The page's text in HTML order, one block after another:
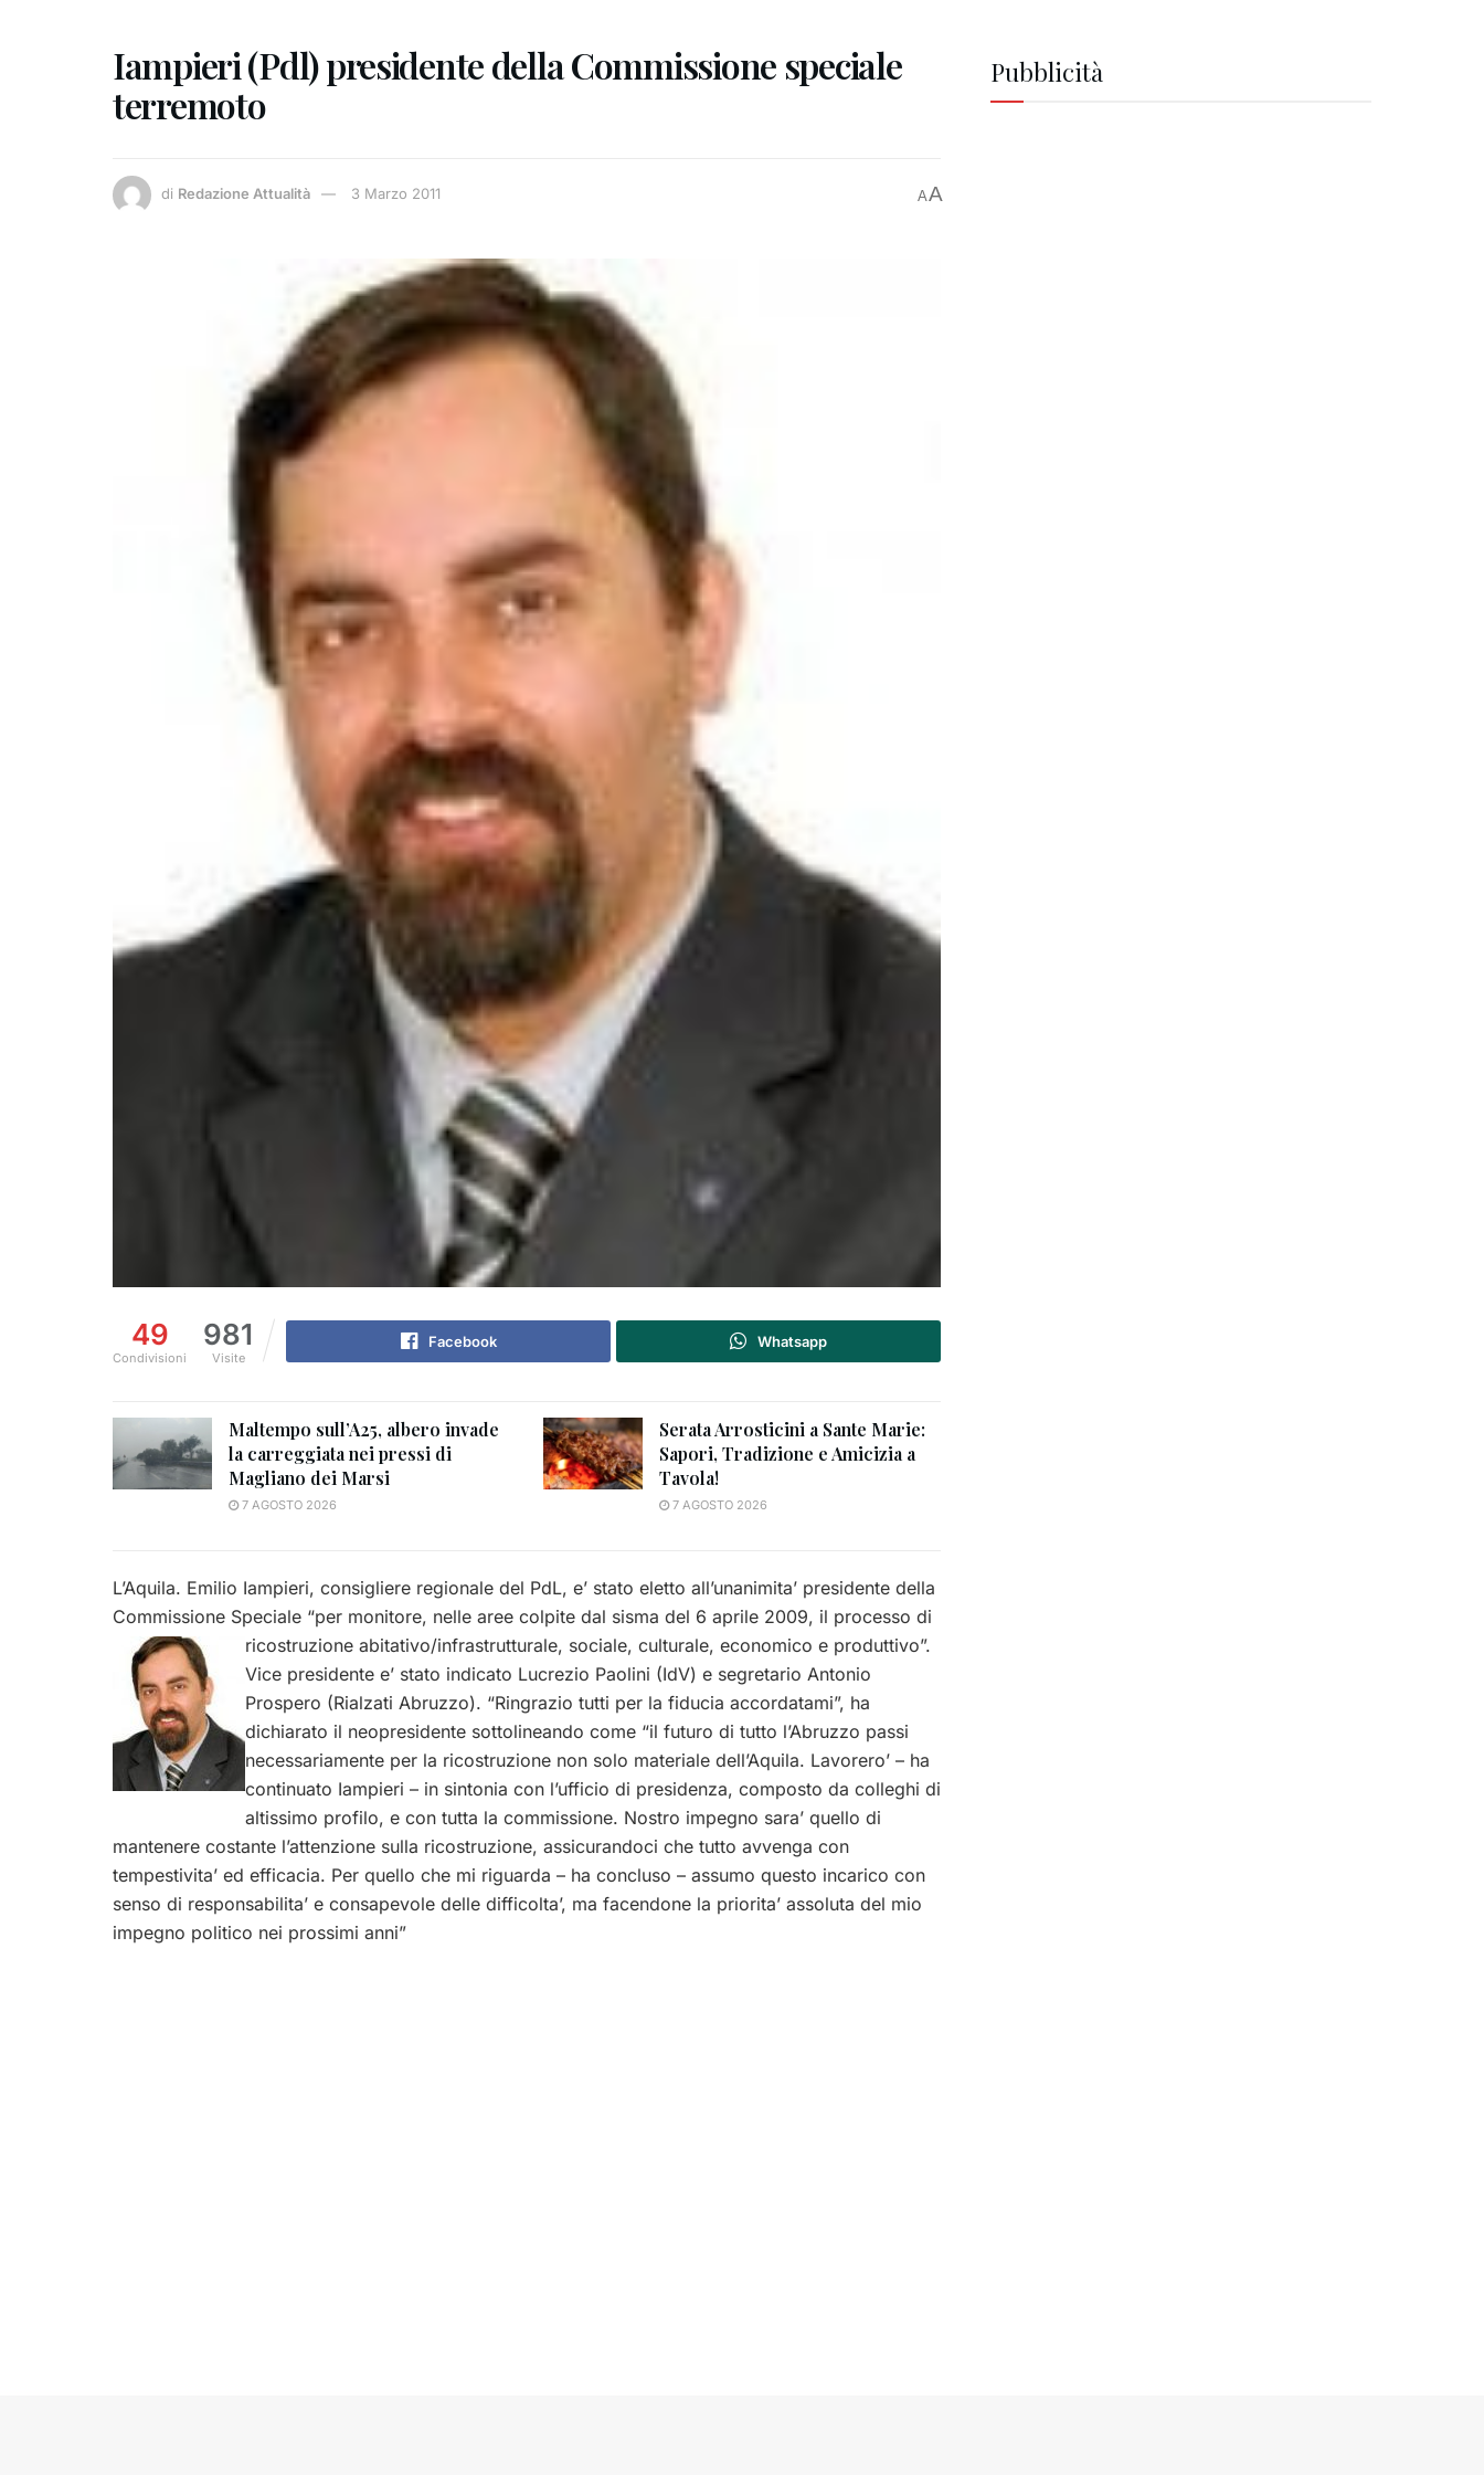
Iampieri (Pdl) presidente della Commissione speciale
terremoto
di Redazione Attualità 3 Marzo 2011 AA
49
Condivisioni
981
Visite
Facebook Whatsapp
Maltempo sull’A25, albero invade
la carreggiata nei pressi di
Magliano dei Marsi
7 AGOSTO 2026
Serata Arrosticini a Sante Marie:
Sapori, Tradizione e Amicizia a
Tavola!
7 AGOSTO 2026
L’Aquila. Emilio Iampieri, consigliere regionale del PdL, e’ stato eletto all’unanimita’ presidente della
Commissione Speciale “per monitore, nelle aree colpite dal sisma del 6 aprile 2009, il processo di
ricostruzione abitativo/infrastrutturale, sociale, culturale, economico e produttivo”.
Vice presidente e’ stato indicato Lucrezio Paolini (IdV) e segretario Antonio
Prospero (Rialzati Abruzzo). “Ringrazio tutti per la fiducia accordatami”, ha
dichiarato il neopresidente sottolineando come “il futuro di tutto l’Abruzzo passi
necessariamente per la ricostruzione non solo materiale dell’Aquila. Lavorero’ – ha
continuato Iampieri – in sintonia con l’ufficio di presidenza, composto da colleghi di
altissimo profilo, e con tutta la commissione. Nostro impegno sara’ quello di
mantenere costante l’attenzione sulla ricostruzione, assicurandoci che tutto avvenga con
tempestivita’ ed efficacia. Per quello che mi riguarda – ha concluso – assumo questo incarico con
senso di responsabilita’ e consapevole delle difficolta’, ma facendone la priorita’ assoluta del mio
impegno politico nei prossimi anni”
Pubblicità